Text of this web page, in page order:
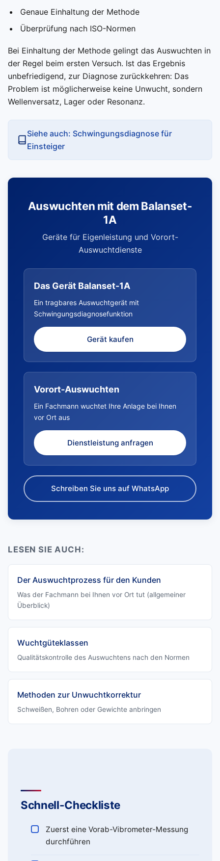
Genaue Einhaltung der Methode
Überprüfung nach ISO-Normen
Bei Einhaltung der Methode gelingt das Auswuchten in
der Regel beim ersten Versuch. Ist das Ergebnis
unbefriedigend, zur Diagnose zurückkehren: Das
Problem ist möglicherweise keine Unwucht, sondern
Wellenversatz, Lager oder Resonanz.
Siehe auch: Schwingungsdiagnose für
Einsteiger
Auswuchten mit dem Balanset-
1A
Geräte für Eigenleistung und Vorort-
Auswuchtdienste
Das Gerät Balanset-1A
Ein tragbares Auswuchtgerät mit
Schwingungsdiagnosefunktion
Gerät kaufen
Vorort-Auswuchten
Ein Fachmann wuchtet Ihre Anlage bei Ihnen
vor Ort aus
Dienstleistung anfragen
Schreiben Sie uns auf WhatsApp
LESEN SIE AUCH:
Der Auswuchtprozess für den Kunden
Was der Fachmann bei Ihnen vor Ort tut (allgemeiner
Überblick)
Wuchtgüteklassen
Qualitätskontrolle des Auswuchtens nach den Normen
Methoden zur Unwuchtkorrektur
Schweißen, Bohren oder Gewichte anbringen
Schnell-Checkliste
Zuerst eine Vorab-Vibrometer-Messung
durchführen